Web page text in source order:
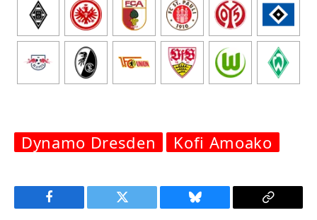
Dynamo Dresden Kofi Amoako
Facebook Twitter Bluesky
Copy